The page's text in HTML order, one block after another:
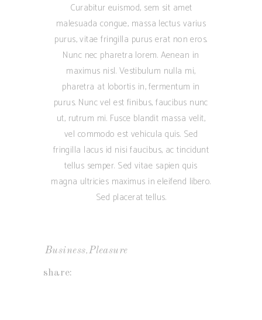
Curabitur euismod, sem sit amet
malesuada congue, massa lectus varius
purus, vitae fringilla purus erat non eros.
Nunc nec pharetra lorem. Aenean in
maximus nisl. Vestibulum nulla mi,
pharetra at lobortis in, fermentum in
purus. Nunc vel est finibus, faucibus nunc
ut, rutrum mi. Fusce blandit massa velit,
vel commodo est vehicula quis. Sed
fringilla lacus id nisi faucibus, ac tincidunt
tellus semper. Sed vitae sapien quis
magna ultricies maximus in eleifend libero.
Sed placerat tellus.
Business,Pleasure
share: